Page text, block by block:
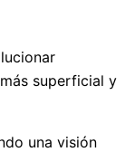
superficial y
una visión